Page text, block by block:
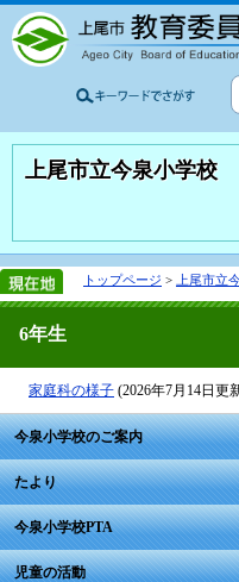
上尾市立今泉小学校
トップページ > 上尾市立
6年生
家庭科の様子 (2026年7月14日更
今泉小学校のご案内
たより
今泉小学校PTA
児童の活動